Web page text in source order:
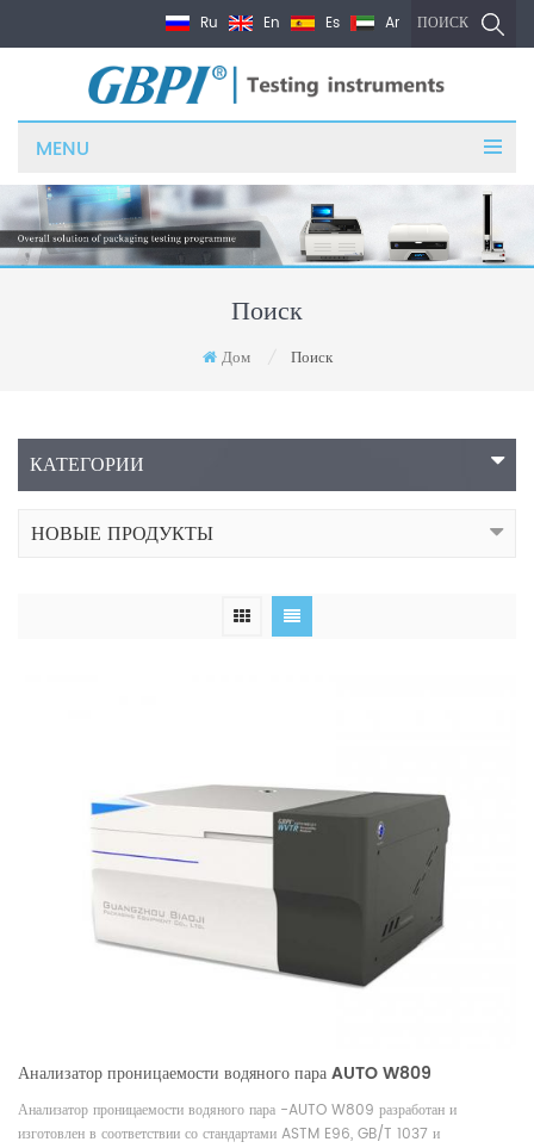
ПОИСК
Ru En Es Ar
MENU
Поиск
Дом Поиск
КАТЕГОРИИ
НОВЫЕ ПРОДУКТЫ
Анализатор проницаемости водяного пара AUTO W809
Анализатор проницаемости водяного пара -AUTO W809 разработан и
изготовлен в соответствии со стандартами ASTM E96, GB/T 1037 и